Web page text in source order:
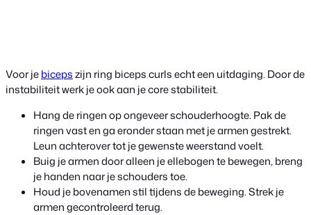
Voor jebicepszijn ring biceps curls echt een uitdaging. Door de
instabiliteit werk je ook aan je core stabiliteit.
Hang de ringen op ongeveer schouderhoogte. Pak de
ringen vast en ga eronder staan met je armen gestrekt.
Leun achterover tot je gewenste weerstand voelt.
Buig je armen door alleen je ellebogen te bewegen, breng
je handen naar je schouders toe.
Houd je bovenamen stil tijdens de beweging. Strek je
armen gecontroleerd terug.